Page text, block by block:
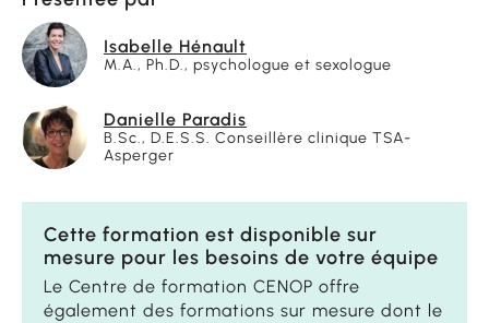
Isabelle Hénault
M.A., Ph.D., psychologue et sexologue
Danielle Paradis
B.Sc., D.E.S.S. Conseillère clinique TSA-
Asperger
Cette formation est disponible sur
mesure pour les besoins de votre équipe
Le Centre de formation CENOP offre
également des formations sur mesure dont le